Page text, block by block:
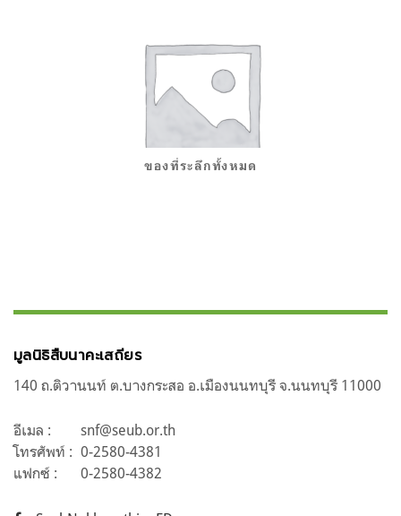
ของที่ระลึกทั้งหมด
มูลนิธิสืบนาคะเสถียร
140 ถ.ติวานนท์ ต.บางกระสอ อ.เมืองนนทบุรี จ.นนทบุรี 11000
อีเมล :
snf@seub.or.th
โทรศัพท์ : 0-2580-4381
แฟกซ์ :
0-2580-4382